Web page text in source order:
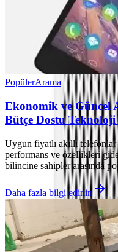
PopülerArama
Ekonomik ve Güncel
Bütçe Dostu
Uygun fiyatlı akıllı
performans ve özellikleri
bilincine sahipler arasında
Daha fazla bilgi edinin